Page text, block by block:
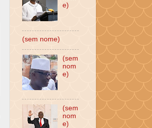
e)
(sem nome)
(sem
nom
e)
(sem
nom
e)